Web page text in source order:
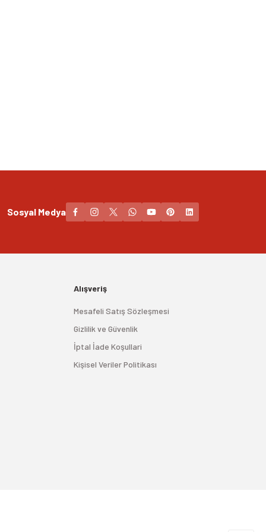
Sosyal Medya
Alışveriş
Mesafeli Satış Sözleşmesi
Gizlilik ve Güvenlik
İptal İade Koşullari
Kişisel Veriler Politikası